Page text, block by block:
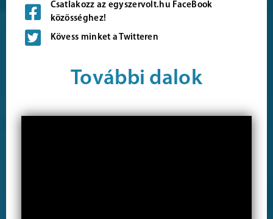
Csatlakozz az egyszervolt.hu FaceBook
közösséghez!
Kövess minket a Twitteren
További dalok